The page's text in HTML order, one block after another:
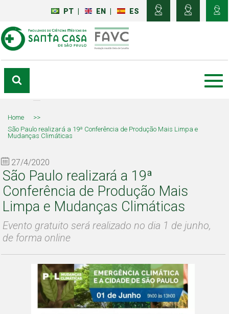
PT EN ES
Home
>>
São Paulo realizará a 19ª Conferência de Produção Mais Limpa e
Mudanças Climáticas
27/4/2020
São Paulo realizará a 19ª
Conferência de Produção Mais
Limpa e Mudanças Climáticas
Evento gratuito será realizado no dia 1 de junho,
de forma online